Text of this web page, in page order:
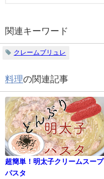
関連キーワード
クレームブリュレ
料理の関連記事
超簡単！明太子クリームスープ
パスタ